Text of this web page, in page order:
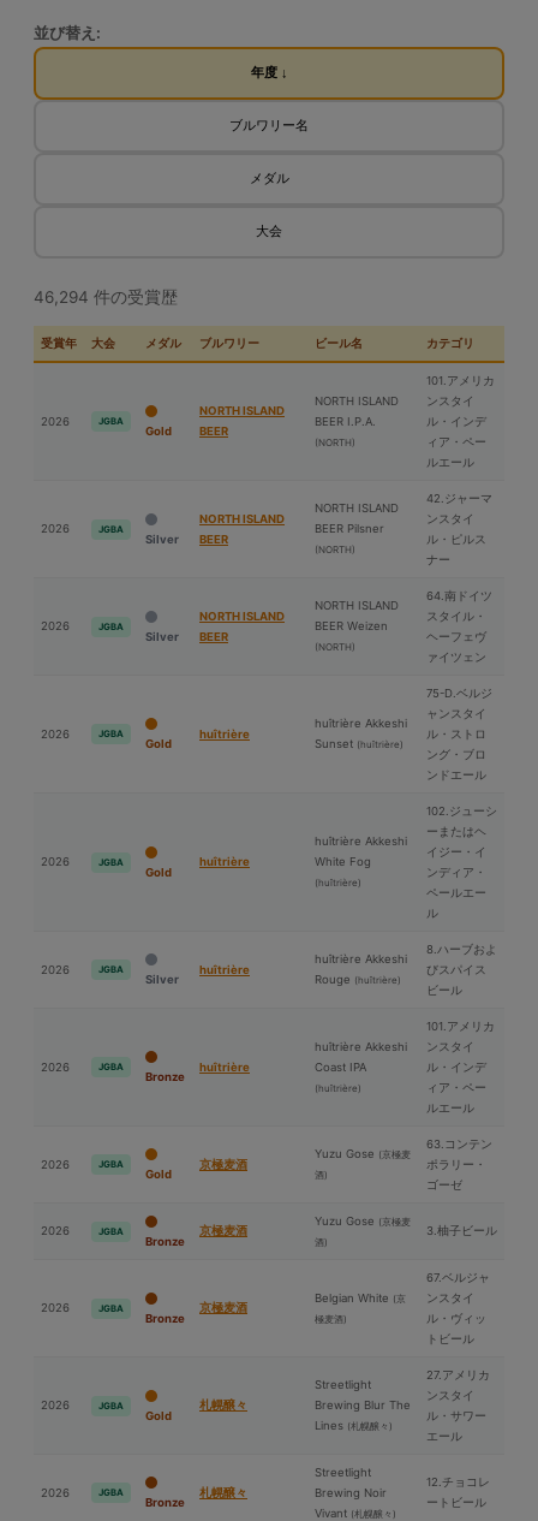
並び替え:
年度 ↓
ブルワリー名
メダル
大会
46,294 件の受賞歴
受賞年 大会 メダル ブルワリー ビール名 カテゴリ
2026 JGBA
Gold
NORTH ISLAND
BEER
NORTH ISLAND
BEER I.P.A.
(NORTH)
101.アメリカ
ンスタイ
ル・インデ
ィア・ペー
ルエール
2026 JGBA
Silver
NORTH ISLAND
BEER
NORTH ISLAND
BEER Pilsner
(NORTH)
42.ジャーマ
ンスタイ
ル・ピルス
ナー
2026 JGBA
Silver
NORTH ISLAND
BEER
NORTH ISLAND
BEER Weizen
(NORTH)
64.南ドイツ
スタイル・
ヘーフェヴ
ァイツェン
2026 JGBA
Gold
huîtrière
huîtrière Akkeshi
Sunset (huîtrière)
75-D.ベルジ
ャンスタイ
ル・ストロ
ング・ブロ
ンドエール
2026 JGBA
Gold
huîtrière
huîtrière Akkeshi
White Fog
(huîtrière)
102.ジューシ
ーまたはヘ
イジー・イ
ンディア・
ペールエー
ル
2026 JGBA
Silver
huîtrière
huîtrière Akkeshi
Rouge (huîtrière)
8.ハーブおよ
びスパイス
ビール
2026 JGBA
Bronze
huîtrière
huîtrière Akkeshi
Coast IPA
(huîtrière)
101.アメリカ
ンスタイ
ル・インデ
ィア・ペー
ルエール
2026 JGBA
Gold
京極⻨酒
Yuzu Gose (京極⻨
酒)
63.コンテン
ポラリー・
ゴーゼ
2026 JGBA
Bronze
京極⻨酒
Yuzu Gose (京極⻨
酒)
3.柚子ビール
2026 JGBA
Bronze
京極⻨酒
Belgian White (京
極⻨酒)
67.ベルジャ
ンスタイ
ル・ヴィッ
トビール
2026 JGBA
Gold
札幌醸々
Streetlight
Brewing Blur The
Lines (札幌醸々)
27.アメリカ
ンスタイ
ル・サワー
エール
2026 JGBA
Bronze
札幌醸々
Streetlight
Brewing Noir
Vivant (札幌醸々)
12.チョコレ
ートビール